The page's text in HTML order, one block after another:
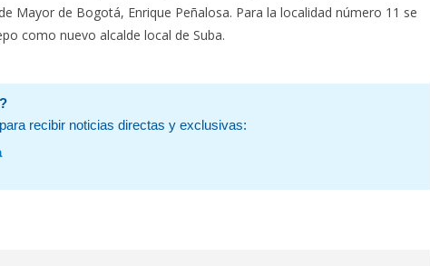
Mayor de Bogotá, Enrique Peñalosa. Para la localidad número 11 se
como nuevo alcalde local de Suba.
recibir noticias directas y exclusivas: